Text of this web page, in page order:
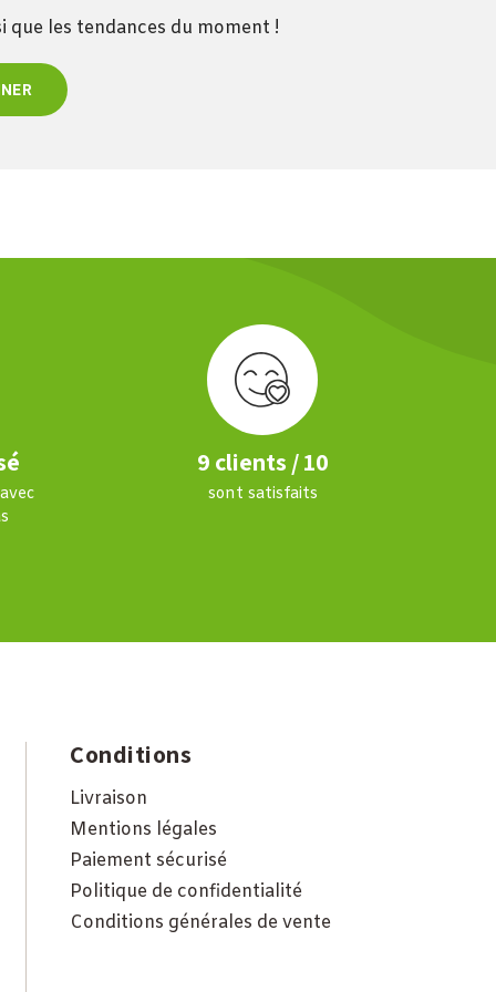
les tendances du moment !
9 clients / 10
sont satisfaits
Conditions
Livraison
Mentions légales
Paiement sécurisé
Politique de confidentialité
Conditions générales de vente